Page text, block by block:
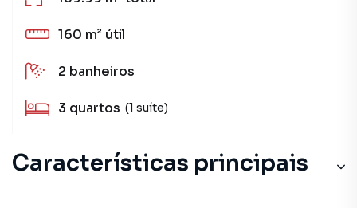
160 m² útil
2 banheiros
3 quartos (1 suíte)
Características principais